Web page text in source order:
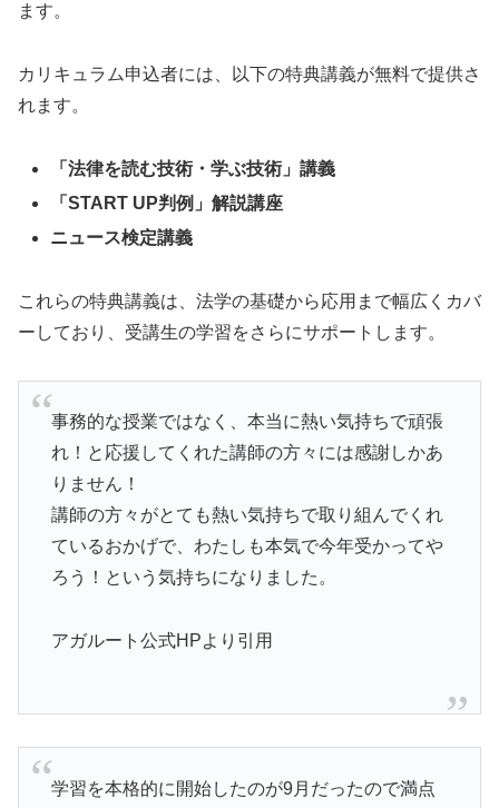
ます。
カリキュラム申込者には、以下の特典講義が無料で提供さ
れます。
「法律を読む技術・学ぶ技術」講義
「START UP判例」解説講座
ニュース検定講義
これらの特典講義は、法学の基礎から応用まで幅広くカバ
ーしており、受講生の学習をさらにサポートします。
事務的な授業ではなく、本当に熱い気持ちで頑張
れ！と応援してくれた講師の方々には感謝しかあ
りません！
講師の方々がとても熱い気持ちで取り組んでくれ
ているおかげで、わたしも本気で今年受かってや
ろう！という気持ちになりました。
アガルート公式HPより引用
学習を本格的に開始したのが9月だったので満点